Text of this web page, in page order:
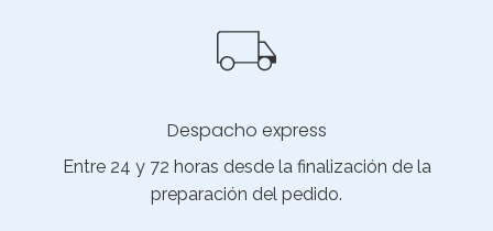
Despacho express
Entre 24 y 72 horas desde la finalización de la
preparación del pedido.